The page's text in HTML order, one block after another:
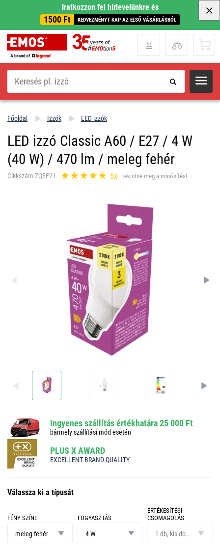
Iratkozzon fel hírlevelünkre és
1500 Ft KEDVEZMÉNYT KAP AZ ELSŐ VÁSÁRLÁSBÓL
Keresés
Főoldal Izzók LED izzók
LED izzó Classic A60 / E27 / 4 W
(40 W) / 470 lm / meleg fehér
Cikkszám ZQ5E21 5x tekintse meg a minősítést
Ingyenes szállítás értékhatára 25 000 Ft
bármely szállítási mód esetén
PLUS X AWARD
EXCELLENT BRAND QUALITY
Válassza ki a típusát
FÉNY SZÍNE
színemeleg fehér
FOGYASZTÁS
4 W
ÉRTÉKESÍTÉSI
CSOMAGOLÁS
csomagolás
1 db, kis doboz